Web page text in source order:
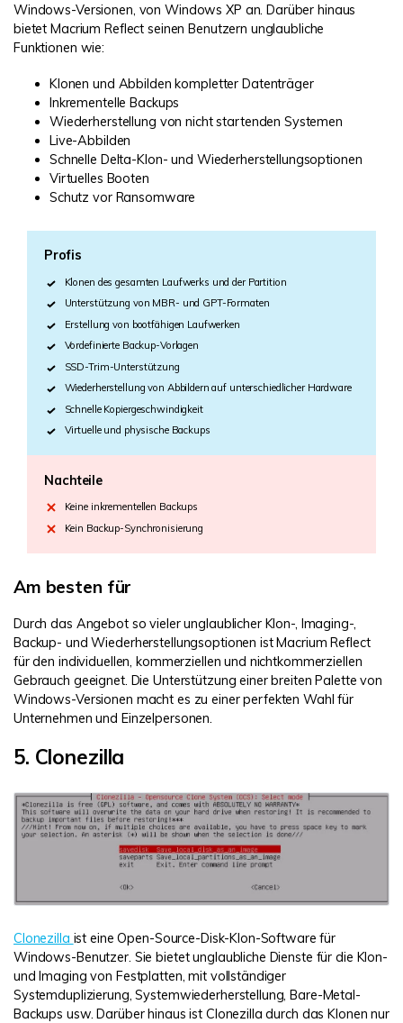
Windows-Versionen, von Windows XP an. Darüber hinaus
bietet Macrium Reflect seinen Benutzern unglaubliche
Funktionen wie:
Klonen und Abbilden kompletter Datenträger
Inkrementelle Backups
Wiederherstellung von nicht startenden Systemen
Live-Abbilden
Schnelle Delta-Klon- und Wiederherstellungsoptionen
Virtuelles Booten
Schutz vor Ransomware
Profis
Klonen des gesamten Laufwerks und der Partition
Unterstützung von MBR- und GPT-Formaten
Erstellung von bootfähigen Laufwerken
Vordefinierte Backup-Vorlagen
SSD-Trim-Unterstützung
Wiederherstellung von Abbildern auf unterschiedlicher Hardware
Schnelle Kopiergeschwindigkeit
Virtuelle und physische Backups
Nachteile
Keine inkrementellen Backups
Kein Backup-Synchronisierung
Am besten für
Durch das Angebot so vieler unglaublicher Klon-, Imaging-,
Backup- und Wiederherstellungsoptionen ist Macrium Reflect
für den individuellen, kommerziellen und nichtkommerziellen
Gebrauch geeignet. Die Unterstützung einer breiten Palette von
Windows-Versionen macht es zu einer perfekten Wahl für
Unternehmen und Einzelpersonen.
5. Clonezilla
Clonezilla ist eine Open-Source-Disk-Klon-Software für
Windows-Benutzer. Sie bietet unglaubliche Dienste für die Klon-
und Imaging von Festplatten, mit vollständiger
Systemduplizierung, Systemwiederherstellung, Bare-Metal-
Backups usw. Darüber hinaus ist Clonezilla durch das Klonen nur